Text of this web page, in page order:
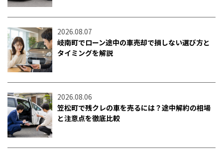
2026.08.07
岐南町でローン途中の車売却で損しない選び方と
タイミングを解説
2026.08.06
笠松町で残クレの車を売るには？途中解約の相場
と注意点を徹底比較